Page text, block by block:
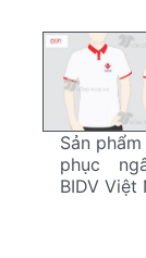
Sản
phục
BIDV Việt